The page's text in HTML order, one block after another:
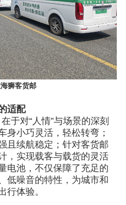
狮客货邮
适配
于对“人情”与场景的深刻
身小巧灵活，轻松转弯；
且续航稳定；针对客货邮
，实现载客与载货的灵活
电池，不仅保障了充足的
低噪音的特性，为城市和
行体验。